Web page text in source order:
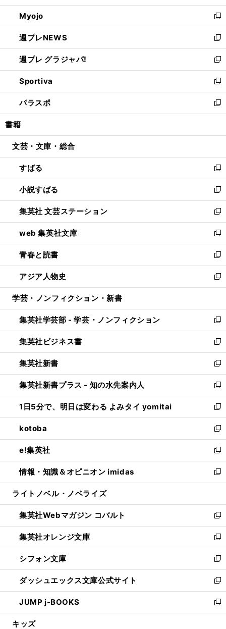
開
く
ウ
で
開
く
ン
ド
ウ
で
開
く
ウ
ィ
ン
ド
ウ
で
開
く
Myojo
新
し
い
ウ
ィ
ン
ド
ウ
で
開
週プレNEWS
新
し
い
ウ
ィ
ン
ド
ウ
開
週プレ グラジャパ!
新
し
い
ウ
ィ
ン
ウ
開
く
Sportiva
新
し
い
ウ
ン
ウ
で
開
く
パラスポ
新
し
ウ
ン
ド
ウ
で
開
く
書籍
文芸・文庫・総合
すばる
新
し
い
ウ
ィ
ン
ド
ウ
で
開
く
小説すばる
新
し
い
ウ
ィ
ン
ド
ウ
で
開
集英社 文芸ステーション
新
し
い
ウ
ィ
ン
ド
ウ
開
く
web 集英社文庫
新
し
い
ウ
ィ
ン
ウ
で
開
く
青春と読書
新
し
い
ウ
ン
ド
ウ
で
開
く
アジア人物史
新
し
ウ
ィ
ン
ド
ウ
で
開
く
学芸・ノンフィクション・新書
集英社学芸部 - 学芸・ノンフィクション
新
し
い
ウ
ィ
ン
ド
ウ
で
開
く
集英社ビジネス書
新
し
い
ウ
ィ
ン
ド
ウ
で
開
く
集英社新書
新
し
い
ウ
ィ
ン
ド
ウ
で
開
く
集英社新書プラス - 知の水先案内人
新
し
い
ウ
ィ
ン
ド
ウ
で
開
1日5分で、明日は変わる よみタイ yomitai
新
し
い
ウ
ィ
ン
ド
ウ
開
く
kotoba
新
し
い
ウ
ィ
ン
ウ
で
開
く
e!集英社
新
し
い
ウ
ン
ド
ウ
で
開
く
情報・知識＆オピニオン imidas
新
し
ウ
ィ
ン
ド
ウ
で
開
く
ライトノベル・ノベライズ
集英社Webマガジン コバルト
新
し
い
ウ
ィ
ン
ド
ウ
で
開
集英社オレンジ文庫
新
し
い
ウ
ィ
ン
ド
ウ
シフォン文庫
新
し
い
ウ
ィ
ン
ダッシュエックス文庫公式サイト
新
し
い
ウ
JUMP j-BOOKS
新
し
キッズ